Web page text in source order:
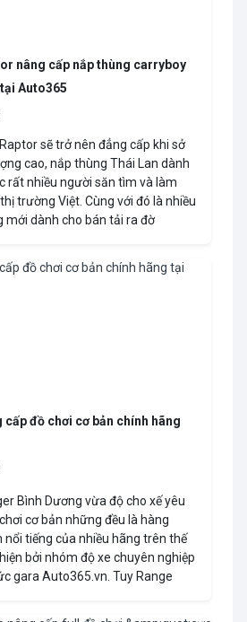
nâng cấp nắp thùng carryboy
Auto365
sẽ trở nên đẳng cấp khi sở
cao, nắp thùng Thái Lan dành
rất nhiều người săn tìm và làm
trường Việt. Cùng với đó là nhiều
mới dành cho bán tải ra đờ
cấp đồ chơi cơ bản chính hãng
Bình Dương vừa độ cho xế yêu
cơ bản những đều là hàng
nổi tiếng của nhiều hãng trên thế
bởi nhóm độ xe chuyên nghiệp
gara Auto365.vn. Tuy Range